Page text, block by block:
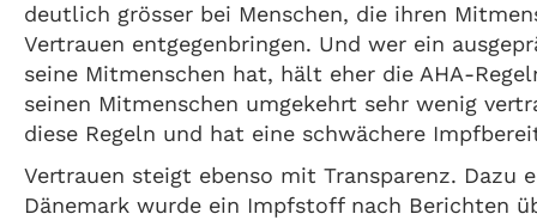
deutlich grösser bei Menschen, die ihren
Vertrauen entgegenbringen. Und wer ein
seine Mitmenschen hat, hält eher die AHA-
seinen Mitmenschen umgekehrt sehr wenig
diese Regeln und hat eine schwächere
Vertrauen steigt ebenso mit Transparenz. Dazu
Dänemark wurde ein Impfstoff nach Berichten